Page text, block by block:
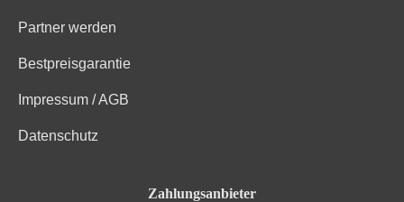
Partner werden
Bestpreisgarantie
Impressum / AGB
Datenschutz
Zahlungsanbieter